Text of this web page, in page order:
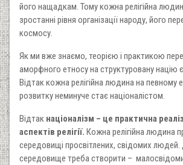
його нащадкам. Тому кожна релігійна
зростанні рівня організації народу, його
космосу.
Як ми вже знаємо, теорією і практикою
аморфного етносу на структуровану націю
Відтак кожна релігійна людина на певному
розвитку неминуче стає націоналістом.
Відтак націоналізм – це практична
аспектів релігії. Кожна релігійна людина
середовищі просвітлених, свідомих
середовище треба створити –